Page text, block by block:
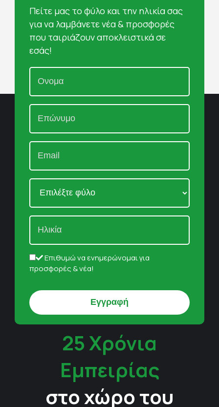
Πείτε μας το φύλο και την ηλικία σας
για να λαμβάνετε νέα & προσφορές
που ταιριάζουν αποκλειστικά σε
εσάς!
Επιθυμώ να ενημερώνομαι για
προσφορές & νέα!
25 Χρόνια
Εμπειρίας
στο χώρο του